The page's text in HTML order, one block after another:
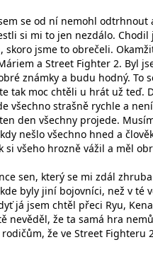
se od ní nemohl
si mi to jen nezdálo.
skoro jsme to obrečeli.
a Street Fighter 2. Byl
známky a budu hodný. To
tak moc chtěli u hrát už teď.
všechno strašně rychle a
den všechny projede.
nešlo všechno hned a
si všeho hrozně vážil a měl
sen, který se mi zdál
byly jiní bojovníci, než v té
já jsem chtěl přeci Ryu,
nevěděl, že ta samá hra
že ve Street